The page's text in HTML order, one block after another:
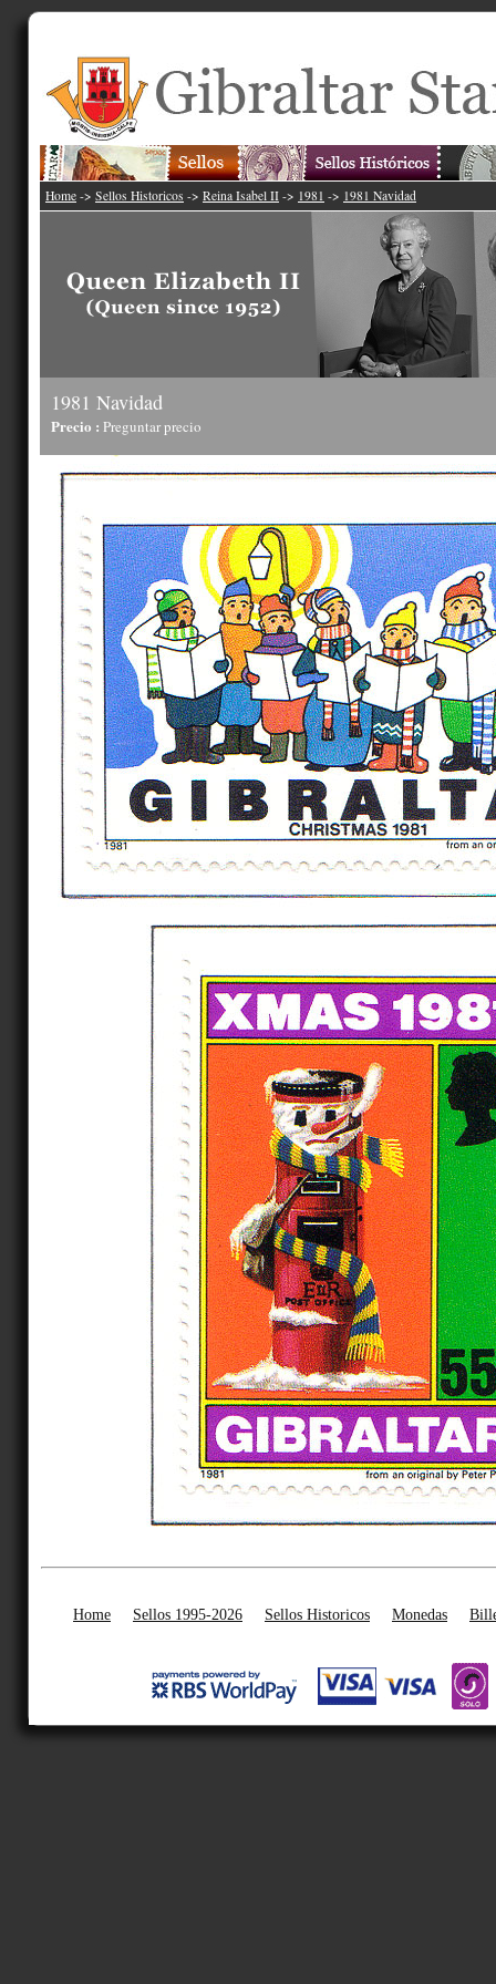
Home -> Sellos Historicos -> Reina Isabel II -> 1981 -> 1981 Navidad
1981 Navidad
Precio : Preguntar precio
Home Sellos 1995-2026 Sellos Historicos Monedas